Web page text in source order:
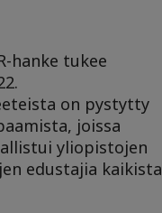
hanke tukee
on pystytty
joissa
yliopistojen
edustajia kaikista